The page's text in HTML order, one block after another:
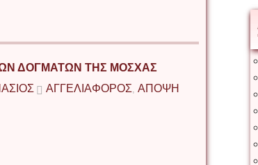
ΔΟΓΜΑΤΩΝ ΤΗΣ ΜΟΣΧΑΣ
ΑΓΓΕΛΙΑΦΟΡΟΣ,ΑΠΟΨΗ